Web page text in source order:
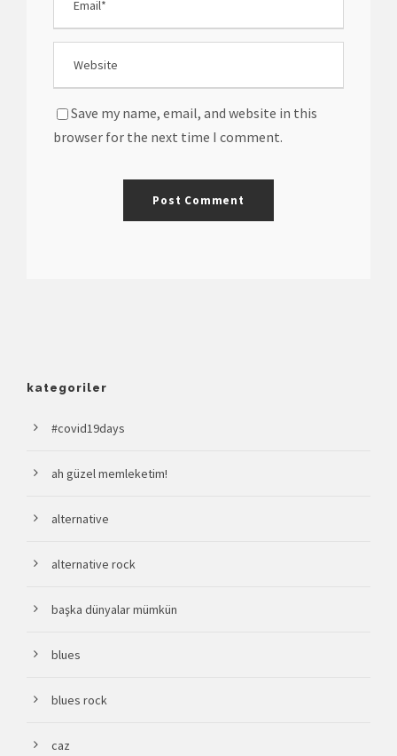
Save my name, email, and website in this
browser for the next time I comment.
kategoriler
#covid19days
ah güzel memleketim!
alternative
alternative rock
başka dünyalar mümkün
blues
blues rock
caz